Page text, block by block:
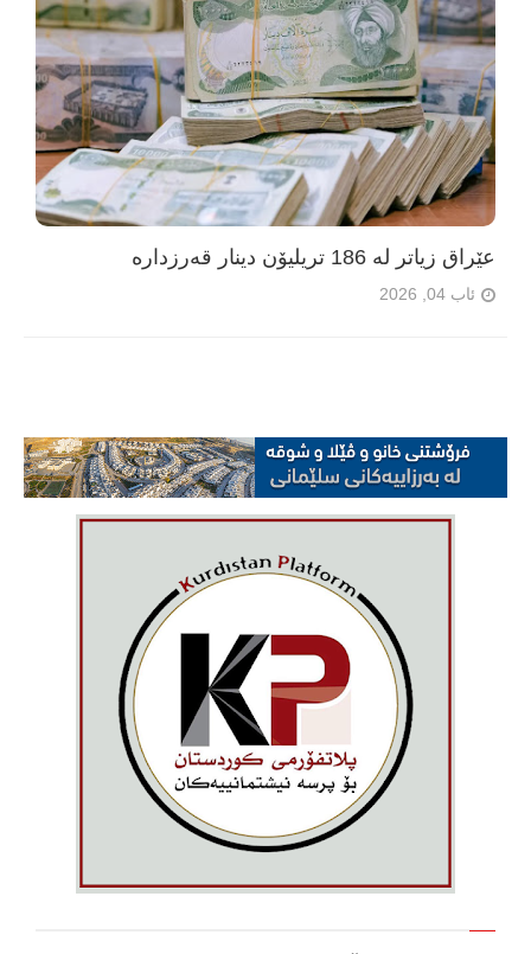
عێراق زیاتر لە 186 تریلیۆن دینار قەرزدارە
ئاب 04, 2026